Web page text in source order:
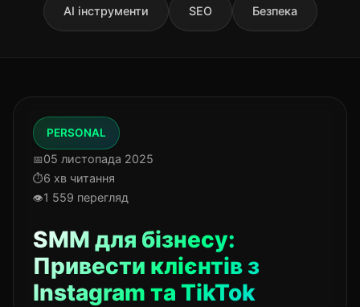
AI інструменти SEO Безпека
PERSONAL
05 листопада 2025
6 хв читання
1 559 перегляд
SMM для бізнесу:
Привести клієнтів з
Instagram та TikTok